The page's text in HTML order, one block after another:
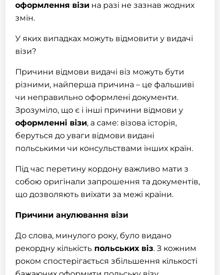
оформлення візи на разі не зазнав жодних
змін.
У яких випадках можуть відмовити у видачі
візи?
Причини відмови видачі віз можуть бути
різними, найперша причина – це фальшиві
чи неправильно оформлені документи.
Зрозуміло, що є і інші причини відмови у
оформленні візи, а саме: візова історія,
беруться до уваги відмови видані
польськими чи консульствами інших країн.
Під час перетину кордону важливо мати з
собою оригінализапрошення та документів,
що дозволяють виїхати за межі країни.
Причини анулювання візи
До слова, минулого року, було видано
рекордну кількість польських віз. З кожним
роком спостерігається збільшення кількості